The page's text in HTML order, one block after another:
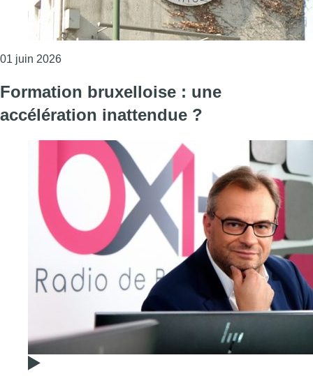
01 juin 2026Consulter l'article "Une commission d’enquête
Formation bruxelloise : une
accélération inattendue ?